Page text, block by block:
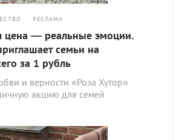
РЕКЛАМА
цена — реальные эмоции.
семьи на
за 1 рубль
и верности «Роза Хутор»
акцию для семей